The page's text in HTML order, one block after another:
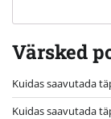
Värsked
Kuidas saavutada
Kuidas saavutada